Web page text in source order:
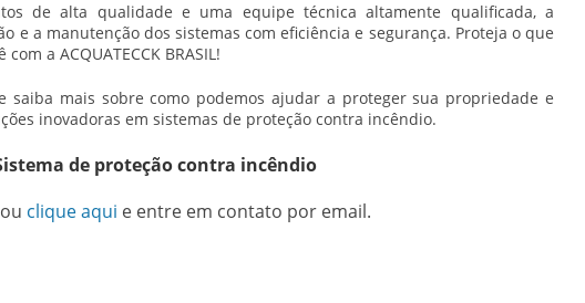
de alta qualidade e uma equipe técnica altamente qualificada, a
e a manutenção dos sistemas com eficiência e segurança. Proteja o que
a ACQUATECCK BRASIL!
saiba mais sobre como podemos ajudar a proteger sua propriedade e
inovadoras em sistemas de proteção contra incêndio.
de proteção contra incêndio
ou clique aqui e entre em contato por email.